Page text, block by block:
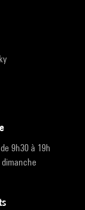
9h30 à 19h
dimanche